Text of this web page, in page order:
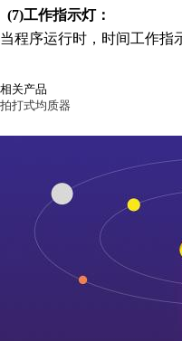
(7)工作指示灯：
当程序运行时，时间工作指
相关产品
拍打式均质器